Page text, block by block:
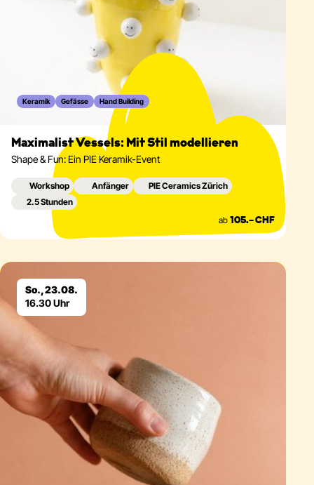
Keramik Gefässe Hand Building
Maximalist Vessels: Mit Stil modellieren
Shape & Fun: Ein PIE Keramik-Event
Workshop Anfänger
PIE Ceramics Zürich
2.5 Stunden
ab 105.– CHF
So., 23.08.
16.30 Uhr